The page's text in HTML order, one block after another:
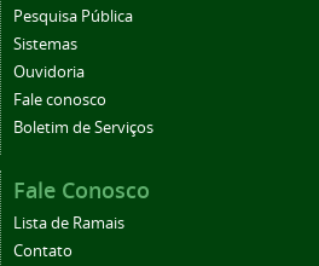
Pesquisa Pública
Sistemas
Ouvidoria
Fale conosco
Boletim de Serviços
Fale Conosco
Lista de Ramais
Contato